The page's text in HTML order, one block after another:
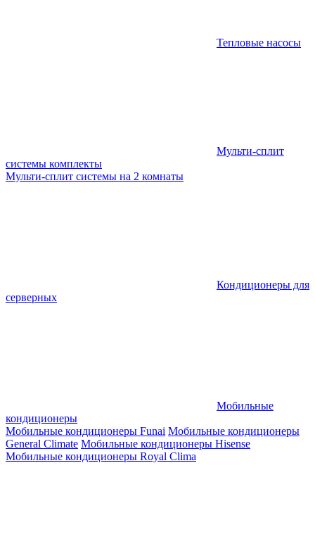
Тепловые насосы
Мульти-сплит
системы комплекты
Мульти-сплит системы на 2 комнаты
Кондиционеры для
серверных
Мобильные
кондиционеры
Мобильные кондиционеры Funai Мобильные кондиционеры
General Climate Мобильные кондиционеры Hisense
Мобильные кондиционеры Royal Clima